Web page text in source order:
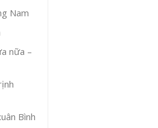
Nam
nữa –
Bình